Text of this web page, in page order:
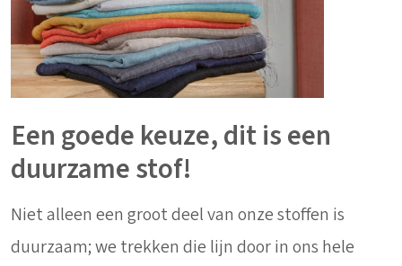
Een goede keuze, dit is een
duurzame stof!
Niet alleen een groot deel van onze stoffen is
duurzaam; we trekken die lijn door in ons hele